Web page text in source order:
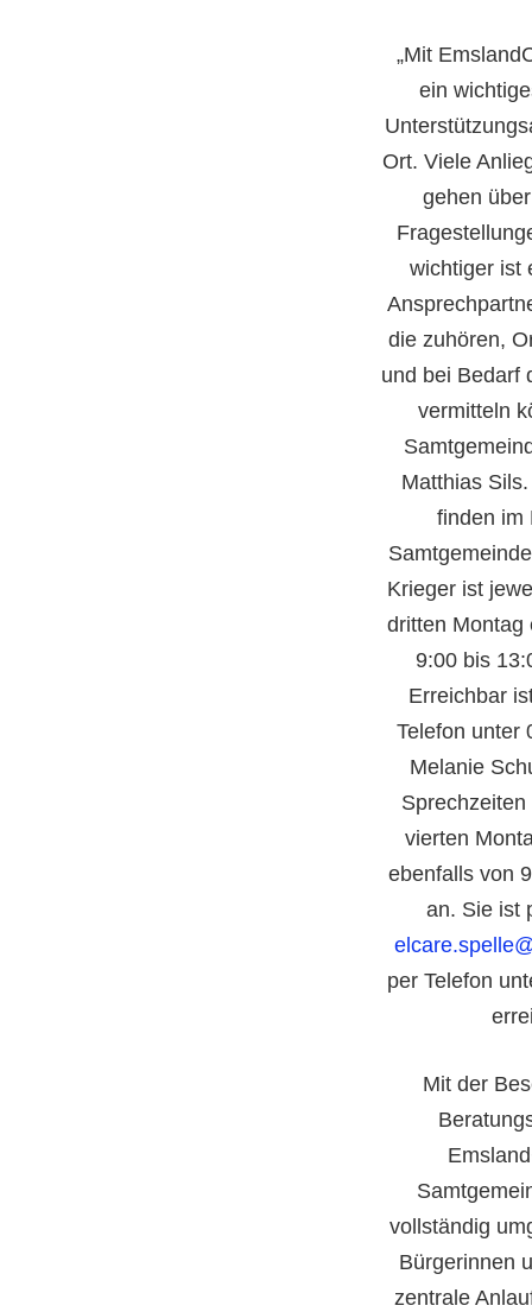
„Mit
ein
Ort. Viele
gehen
wichtiger ist
die zuhören,
und bei Bedarf
vermitteln
Matthias
finden im
Krieger ist
dritten
9:00 bis
Erreichbar
Telefon unter
Melanie
vierten
ebenfallsvon
an. Sie ist
per Telefon
Mit der
vollständig
Bürgerinnen
zentrale